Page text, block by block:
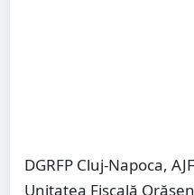
DGRFP Cluj-Napoca,
Unitatea Fiscală